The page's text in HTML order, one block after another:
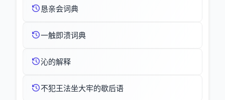
恳亲会词典
一触即溃词典
沁的解释
不犯王法坐大牢的歇后语